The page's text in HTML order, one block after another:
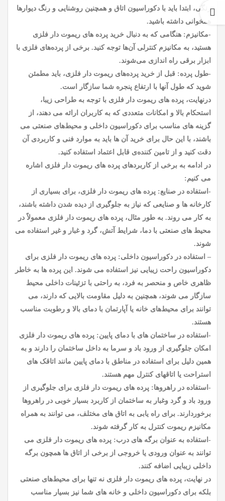
رنگی، ابتدا باید با دکوراسیون اتاق و همچنین روشنایی و رنگ دیوارها
همخوانی داشته باشید.
-مکانیزم: هنگامی که به دنبال خرید پرده های ریموت دار فلزی
هستید، به مکانیزم کنترلی آن‌ها توجه کنید. برخی از پرده‌های فلزی با
ابزار برقی راه اندازی می‌شوند.
-طول پرده: قبل از خرید پرده‌های ریموت دار فلزی، باید مطمئن
شوید که طول آنها با ارتفاع پنجره شما سازگار است.
درنهایت، پرده های ریموت دار فلزی با توجه به طراحی زیبا،
استحکام بالا و امکانات متعددی که به کاربران ارائه می دهند، از
گزینه های مناسب برای دکوراسیون داخلی و محیط‌های صنعتی می
باشند، با این حال برای خرید آن ها باید به موارد فنی و کاربردی آن
دقت کنید و از تامین کننده‌ی قابل اعتماد استفاده کنید.
در ادامه به برخی از کاربردهای پرده های ریموت دار فلزی اشاره
می کنیم:
-استفاده در صنایع: پرده های ریموت دار فلزی، برای بسیاری از
کارخانه ها و صنایعی که نیاز به جلوگیری از دیده شدن داشته باشند،
به کار می روند. به طور مثال، پرده های ریموت دار فلزی معمولاً در
محیط های صنعتی با دما، شرایط آتش، گرد و غبار و غیر استفاده می
شوند.
– استفاده در دکوراسیون داخلی: پرده های ریموت دار فلزی برای
دکوراسیون راحت زیبایی نیز استفاده می شوند. این پرده ها به خاطر
ظاهری خاص و منحصر به فرد، به راحتی با تزئینات داخلی محیط
سازگار می شوند، همچنین به دلیل مقاومت بالایی که دارند، می
توانند برای محیط‌های خانه یا آپارتمان با دمای بالا و رطوبت مناسب
هستند.
-استفاده در ساختمان های با دمای پایین: پرده های ریموت دار فلزی
امکان جلوگیری از ورود باد و سرما به داخل ساختمان را دارند و به
همین دلیل برای استفاده در مناطق با دمای پایین مانند اتاقک های
استراحت یا اتاقهای کنترل مهم هستند.
-استفاده در راهروها: پرده های ریموت دار فلزی برای جلوگیری از
ورود باد و گرد وغبار به ساختمان از کاربرد بسیار خوبی در راهروها
برخوردارند. برای راه یابی به اتاق های مختلف، می توانند به همراه
مکانیزم ریموت کنترل به کار گرفته شوند.
-استفاده به عنوان برگه های درب: پرده های ریموت دار فلزی می
توانند به عنوان ورودی یا خروجی از برخی از اتاق ها همچون برگه
داخلی زیبایی اضافه کنند.
در نهایت، پرده های ریموت دار فلزی نه تنها برای محیط‌های صنعتی
بلکه برای دکوراسیون داخلی و خانه های شما نیز بسیار مناسب